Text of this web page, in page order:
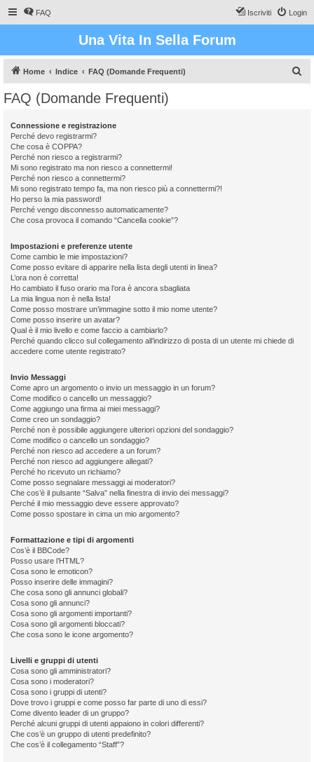
FAQ Login
Iscriviti
Una Vita In Sella Forum
Home Indice FAQ (Domande Frequenti)
FAQ (Domande Frequenti)
Connessione e registrazione
Perché devo registrarmi?
Che cosa è COPPA?
Perché non riesco a registrarmi?
Mi sono registrato ma non riesco a connettermi!
Perché non riesco a connettermi?
Mi sono registrato tempo fa, ma non riesco più a connettermi?!
Ho perso la mia password!
Perché vengo disconnesso automaticamente?
Che cosa provoca il comando “Cancella cookie”?
Impostazioni e preferenze utente
Come cambio le mie impostazioni?
Come posso evitare di apparire nella lista degli utenti in linea?
L’ora non è corretta!
Ho cambiato il fuso orario ma l’ora è ancora sbagliata
La mia lingua non è nella lista!
Come posso mostrare un’immagine sotto il mio nome utente?
Come posso inserire un avatar?
Qual è il mio livello e come faccio a cambiarlo?
Perché quando clicco sul collegamento all’indirizzo di posta di un utente mi chiede di
accedere come utente registrato?
Invio Messaggi
Come apro un argomento o invio un messaggio in un forum?
Come modifico o cancello un messaggio?
Come aggiungo una firma ai miei messaggi?
Come creo un sondaggio?
Perché non è possibile aggiungere ulteriori opzioni del sondaggio?
Come modifico o cancello un sondaggio?
Perché non riesco ad accedere a un forum?
Perché non riesco ad aggiungere allegati?
Perché ho ricevuto un richiamo?
Come posso segnalare messaggi ai moderatori?
Che cos’è il pulsante “Salva” nella finestra di invio dei messaggi?
Perché il mio messaggio deve essere approvato?
Come posso spostare in cima un mio argomento?
Formattazione e tipi di argomenti
Cos’è il BBCode?
Posso usare l’HTML?
Cosa sono le emoticon?
Posso inserire delle immagini?
Che cosa sono gli annunci globali?
Cosa sono gli annunci?
Cosa sono gli argomenti importanti?
Cosa sono gli argomenti bloccati?
Che cosa sono le icone argomento?
Livelli e gruppi di utenti
Cosa sono gli amministratori?
Cosa sono i moderatori?
Cosa sono i gruppi di utenti?
Dove trovo i gruppi e come posso far parte di uno di essi?
Come divento leader di un gruppo?
Perché alcuni gruppi di utenti appaiono in colori differenti?
Che cos’è un gruppo di utenti predefinito?
Che cos’è il collegamento “Staff”?